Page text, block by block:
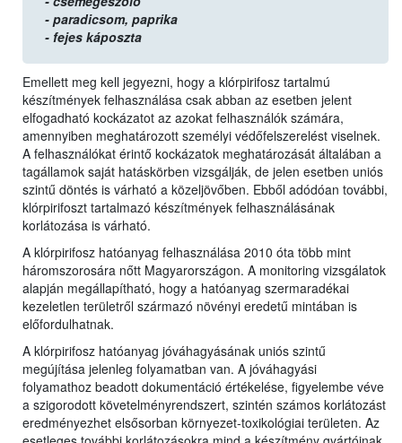
- paradicsom, paprika
- fejes káposzta
Emellett meg kell jegyezni, hogy a klórpirifosz tartalmú
készítmények felhasználása csak abban az esetben jelent
elfogadható kockázatot az azokat felhasználók számára,
amennyiben meghatározott személyi védőfelszerelést viselnek.
A felhasználókat érintő kockázatok meghatározását általában a
tagállamok saját hatáskörben vizsgálják, de jelen esetben uniós
szintű döntés is várható a közeljövőben. Ebből adódóan további,
klórpirifoszt tartalmazó készítmények felhasználásának
korlátozása is várható.
A klórpirifosz hatóanyag felhasználása 2010 óta több mint
háromszorosára nőtt Magyarországon. A monitoring vizsgálatok
alapján megállapítható, hogy a hatóanyag szermaradékai
kezeletlen területről származó növényi eredetű mintában is
előfordulhatnak.
A klórpirifosz hatóanyag jóváhagyásának uniós szintű
megújítása jelenleg folyamatban van. A jóváhagyási
folyamathoz beadott dokumentáció értékelése, figyelembe véve
a szigorodott követelményrendszert, szintén számos korlátozást
eredményezhet elsősorban környezet-toxikológiai területen. Az